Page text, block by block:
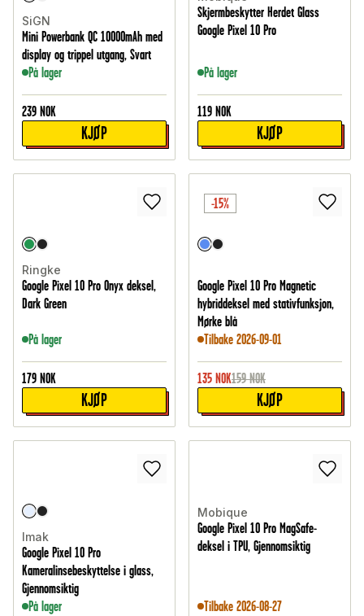
SiGN
Mini Powerbank QC 10000mAh med
display og trippel utgang, Svart
På lager
239 NOK
KJØP
Skjermbeskytter Herdet Glass
Google Pixel 10 Pro
På lager
119 NOK
KJØP
Ringke
Google Pixel 10 Pro Onyx deksel,
Dark Green
På lager
179 NOK
KJØP
-15%
Google Pixel 10 Pro Magnetic
hybriddeksel med stativfunksjon,
Mørke blå
Tilbake 2026-09-01
135 NOK159 NOK
KJØP
Imak
Google Pixel 10 Pro
Kameralinsebeskyttelse i glass,
Gjennomsiktig
På lager
Mobique
Google Pixel 10 Pro MagSafe-
deksel i TPU, Gjennomsiktig
Tilbake 2026-08-27